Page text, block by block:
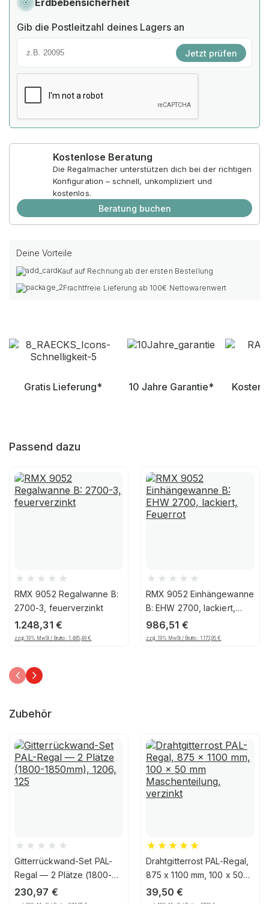
Erdbebensicherheit
Gib die Postleitzahl deines Lagers an
Jetzt prüfen
Kostenlose Beratung
Die Regalmacher unterstützen dich bei der richtigen
Konfiguration – schnell, unkompliziert und
kostenlos.
Beratung buchen
Deine Vorteile
Kauf auf Rechnung ab der ersten Bestellung
Frachtfreie Lieferung ab 100€ Nettowarenwert
Gratis Lieferung* 10 Jahre Garantie*
Passend dazu
RMX 9052 Regalwanne B:
2700-3, feuerverzinkt
1.248,31 €
zzgl. 19% MwSt / Brutto :1.485,49€
RMX 9052 Einhängewanne
B: EHW 2700, lackiert,
Feuerrot
986,51 €
zzgl. 19% MwSt / Brutto :1.173,95€
Zubehör
Gitterrückwand-Set PAL-
Regal — 2 Plätze (1800-
1850mm), 1206, 125
230,97 €
Drahtgitterrost PAL-Regal,
875 x 1100 mm, 100 x 50
mm Maschenteilung,
39,50€